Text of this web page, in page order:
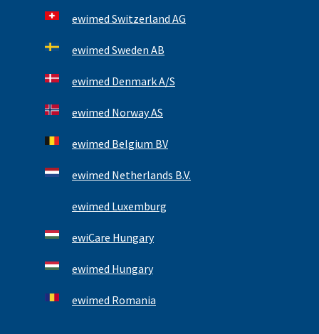
ewimed Switzerland AG
ewimed Sweden AB
ewimed Denmark A/S
ewimed Norway AS
ewimed Belgium BV
ewimed Netherlands B.V.
ewimed Luxemburg
ewiCare Hungary
ewimed Hungary
ewimed Romania